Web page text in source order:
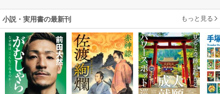
小説・実用書の最新刊 もっと見る